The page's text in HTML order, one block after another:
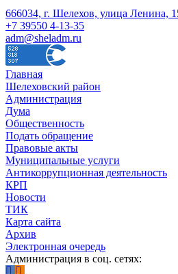
666034, г. Шелехов, улица Ленина,
+7 39550 4-13-35
adm@sheladm.ru
Главная
Шелеховский район
Администрация
Дума
Общественность
Подать обращение
Правовые акты
Муниципальные услуги
Антикоррупционная деятельность
КРП
Новости
ТИК
Карта сайта
Архив
Электронная очередь
Администрация в соц. сетях: